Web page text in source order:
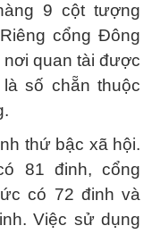
9 cột tượng
cổng Đông
quan tài được
số chẵn thuộc
thứ bậc xã hội.
81 đinh, cổng
có 72 đinh và
Việc sử dụng